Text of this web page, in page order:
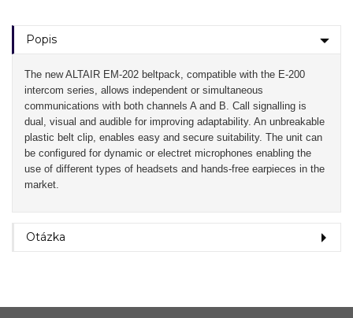
Popis
The new ALTAIR EM-202 beltpack, compatible with the E-200
intercom series, allows independent or simultaneous
communications with both channels A and B. Call signalling is
dual, visual and audible for improving adaptability. An unbreakable
plastic belt clip, enables easy and secure suitability. The unit can
be configured for dynamic or electret microphones enabling the
use of different types of headsets and hands-free earpieces in the
market.
Otázka